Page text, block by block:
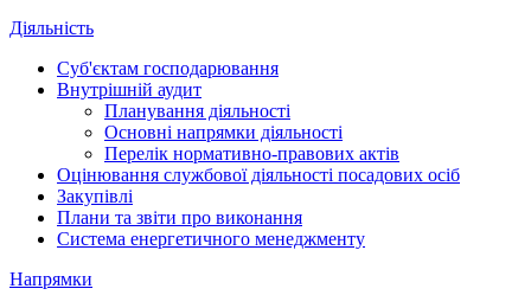
Діяльність
Суб'єктам господарювання
Внутрішній аудит
Планування діяльності
Основні напрямки діяльності
Перелік нормативно-правових актів
Оцінювання службової діяльності посадових осіб
Закупівлі
Плани та звіти про виконання
Система енергетичного менеджменту
Напрямки